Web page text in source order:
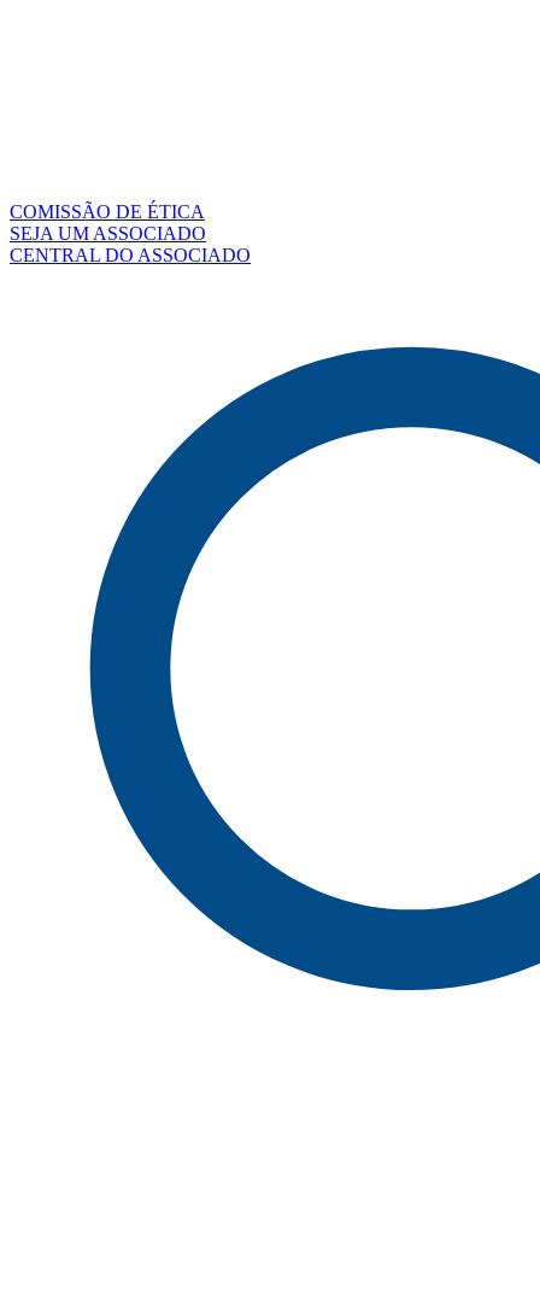
COMISSÃO DE ÉTICA
SEJA UM ASSOCIADO
CENTRAL DO ASSOCIADO